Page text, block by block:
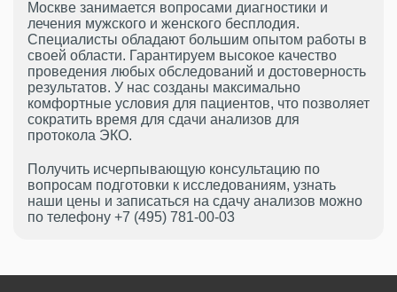
Москве занимается вопросами диагностики и
лечения мужского и женского бесплодия.
Специалисты обладают большим опытом работы в
своей области. Гарантируем высокое качество
проведения любых обследований и достоверность
результатов. У нас созданы максимально
комфортные условия для пациентов, что позволяет
сократить время для сдачи анализов для
протокола ЭКО.
Получить исчерпывающую консультацию по
вопросам подготовки к исследованиям, узнать
наши цены и записаться на сдачу анализов можно
по телефону +7 (495) 781-00-03